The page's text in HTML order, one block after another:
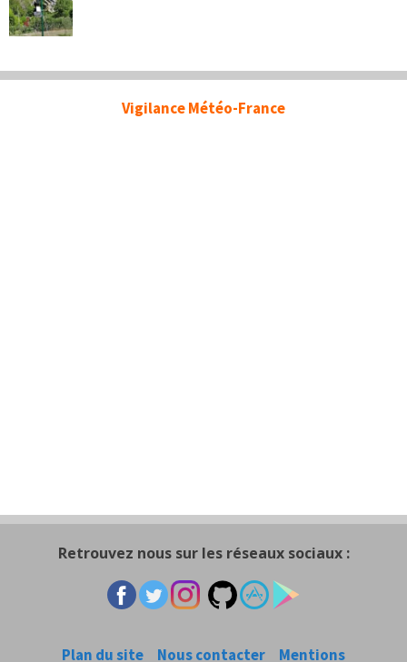
Vigilance Météo-France
Retrouvez nous sur les réseaux sociaux :
Plan du site Nous contacter Mentions